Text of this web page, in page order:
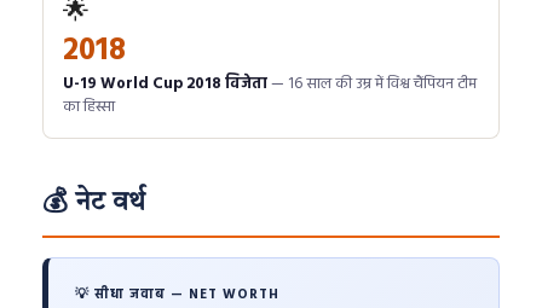
🌟
2018
U-19 World Cup 2018 विजेता— 16 साल की उम्र में विश्व चैंपियन टीम
का हिस्सा
💰 नेट वर्थ
💡 सीधा जवाब — NET WORTH